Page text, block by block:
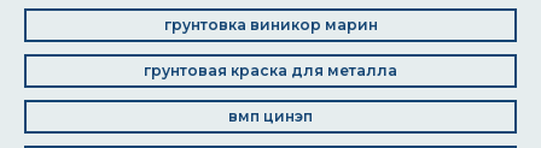
грунтовка виникор марин
грунтовая краска для металла
вмп цинэп